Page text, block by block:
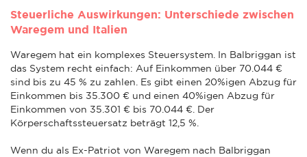
Steuerliche Auswirkungen: Unterschiede zwischen
Waregem und Italien
Waregem hat ein komplexes Steuersystem. In Balbriggan ist
das System recht einfach: Auf Einkommen über 70.044 €
sind bis zu 45 % zu zahlen. Es gibt einen 20%igen Abzug für
Einkommen bis 35.300 € und einen 40%igen Abzug für
Einkommen von 35.301 € bis 70.044 €. Der
Körperschaftssteuersatz beträgt 12,5 %.
Wenn du als Ex-Patriot von Waregem nach Balbriggan